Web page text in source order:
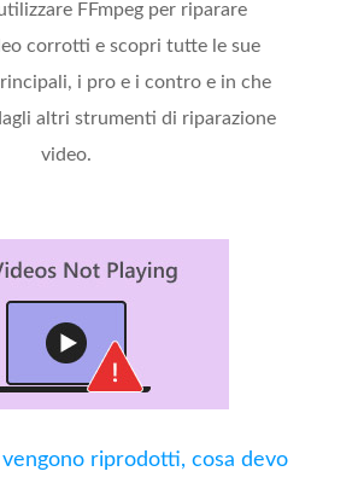
FFmpeg per riparare
corrotti e scopri tutte le sue
i pro e i contro e in che
altri strumenti di riparazione
video.
vengono riprodotti, cosa devo